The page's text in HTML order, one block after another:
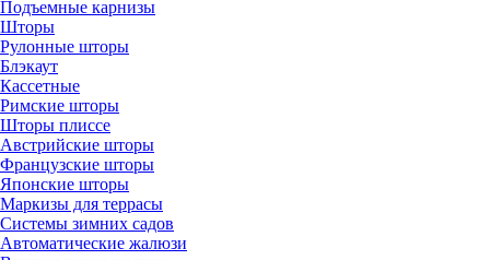
Подъемные карнизы
Шторы
Рулонные шторы
Блэкаут
Кассетные
Римские шторы
Шторы плиссе
Австрийские шторы
Французские шторы
Японские шторы
Маркизы для террасы
Системы зимних садов
Автоматические жалюзи